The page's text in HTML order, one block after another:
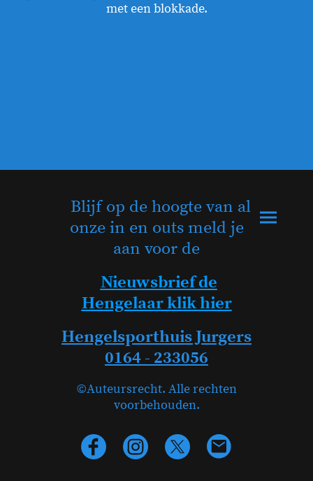
met een blokkade.
Blijf op de hoogte van al
onze in en outs meld je
aan voor de
Nieuwsbrief de
Hengelaar klik hier
Hengelsporthuis Jurgers
0164 - 233056
©Auteursrecht. Alle rechten
voorbehouden.